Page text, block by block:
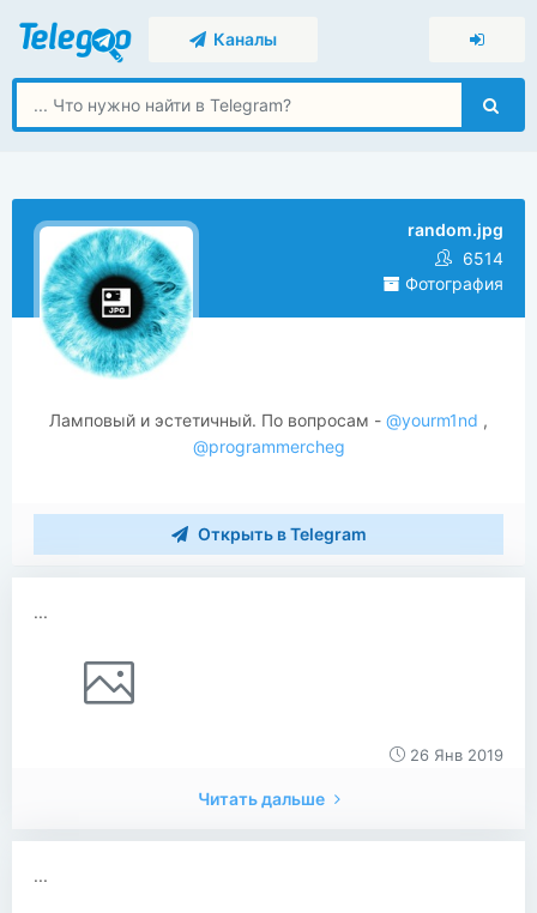
Каналы
random.jpg
6514
Фотография
Ламповый и эстетичный. По вопросам - @yourm1nd ,
@programmercheg
Открыть в Telegram
...
26 Янв 2019
Читать дальше
...